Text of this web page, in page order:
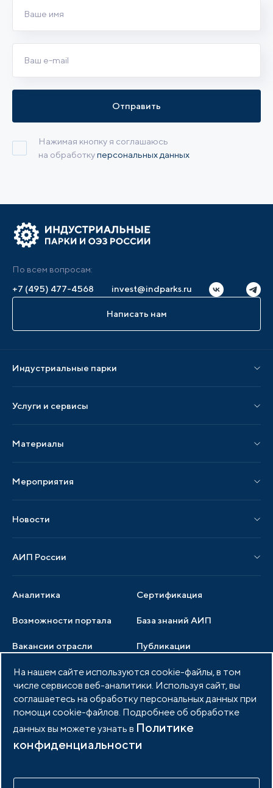
Нажимая кнопку я соглашаюсь
на обработкуперсональных данных
Отправить
По всем вопросам:
+7 (495) 477-4568
invest@indparks.ru
Написать нам
Индустриальные парки
Парки по регионам
Услуги и сервисы
Услуги по локализации
Аналитика Сертификация
Возможности портала
Материалы
Публикации СМИ и статьи
Образцы документов
База знаний АИП
Вакансии отрасли
Мероприятия
Мероприятия отрасли
Новости
Новости отрасли
Публикации
Медиатека Тендеры
АИП России
Члены ассоциации
Услуги ассоциации
Документы АИП
Партнеры ассоциации
Фото и видео
Членство в АИП Войти в личный кабинет
На нашем сайте используются cookie-файлы, в том
числе сервисов веб-аналитики. Используя сайт, вы
соглашаетесь на обработку персональных данных при
помощи cookie-файлов. Подробнее об обработке
данных вы можете узнать в Политике
конфиденциальности